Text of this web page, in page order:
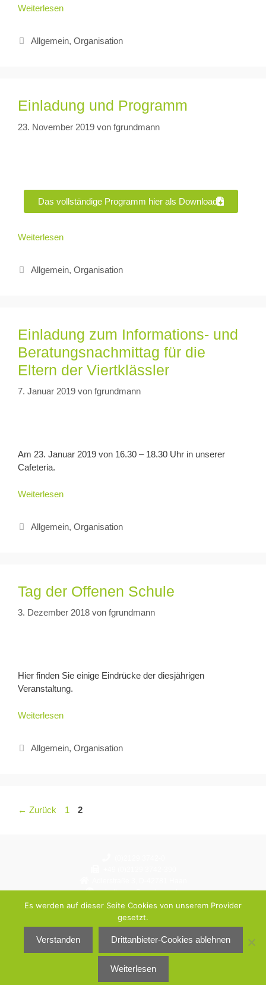
Weiterlesen
Allgemein, Organisation
Einladung und Programm
23. November 2019 von fgrundmann
Das vollständige Programm hier als Download
Weiterlesen
Allgemein, Organisation
Einladung zum Informations- und
Beratungsnachmittag für die
Eltern der Viertklässler
7. Januar 2019 von fgrundmann
Am 23. Januar 2019 von 16.30 – 18.30 Uhr in unserer
Cafeteria.
Weiterlesen
Allgemein, Organisation
Tag der Offenen Schule
3. Dezember 2018 von fgrundmann
Hier finden Sie einige Eindrücke der diesjährigen
Veranstaltung.
Weiterlesen
Allgemein, Organisation
← Zurück 1 2
schulbuero@gymhaan.de
Instagram: gymnasium.haan
© Städtisches Gymnasium Haan 2026
Impressum
Es werden auf dieser Seite Cookies von unserem Provider
gesetzt.
Verstanden Drittanbieter-Cookies ablehnen
Weiterlesen